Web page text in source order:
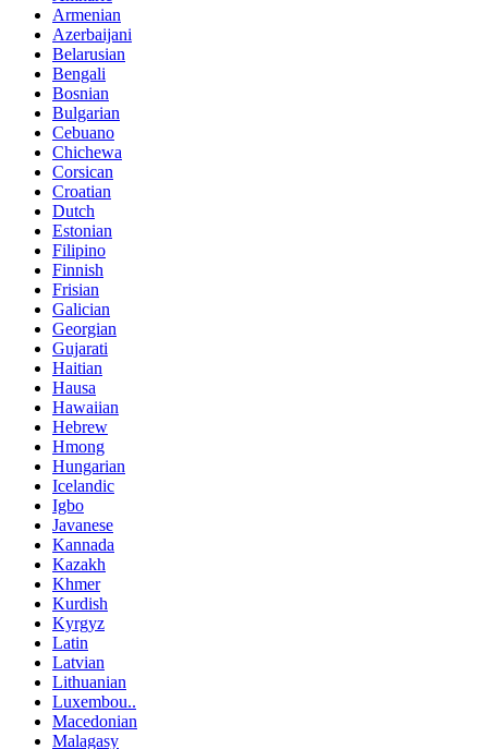
Armenian
Azerbaijani
Belarusian
Bengali
Bosnian
Bulgarian
Cebuano
Chichewa
Corsican
Croatian
Dutch
Estonian
Filipino
Finnish
Frisian
Galician
Georgian
Gujarati
Haitian
Hausa
Hawaiian
Hebrew
Hmong
Hungarian
Icelandic
Igbo
Javanese
Kannada
Kazakh
Khmer
Kurdish
Kyrgyz
Latin
Latvian
Lithuanian
Luxembou..
Macedonian
Malagasy